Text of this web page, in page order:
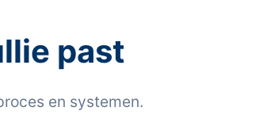
past
en systemen.